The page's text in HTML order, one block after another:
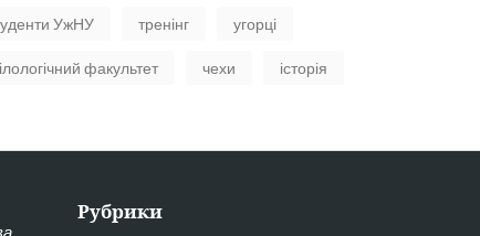
УжНУ тренінг угорці
факультет чехи історія
Рубрики